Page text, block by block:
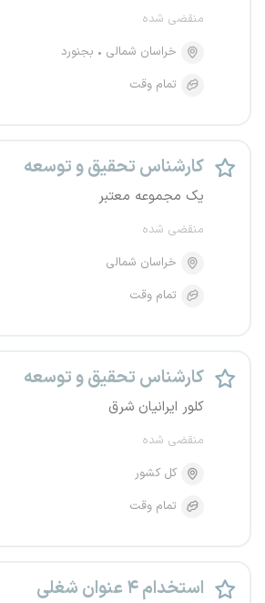
منقضی شده
خراسان شمالی
بجنورد
تمام وقت
کارشناس تحقیق و توسعه
یک مجموعه معتبر
منقضی شده
خراسان شمالی
تمام وقت
کارشناس تحقیق و توسعه
کلور ایرانیان شرق
منقضی شده
کل کشور
تمام وقت
استخدام ۴ عنوان شغلی